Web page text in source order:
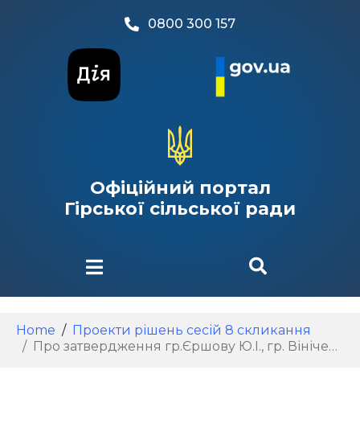
0800 300 157
Офіційний портал
Гірської сільської ради
Home
Проекти рішень сесій 8 скликання
Про затвердження гр.Єршову Ю.І., гр. Вініченко Г.І. проєкту землеустрою щодо відведення земельної ділянки з кадастровим номером 3220886200:05:003:0160 цільове призначення якої змінюється із земель для індивідуального садівництва на землі для будівництва і обслуговування житлового будинку, господарських будівель і споруд (присадибна ділянка) по вулиці Ягідна, масив «Лісовий» село Ревне Гірська територіальна громада Бориспільський район Київська область